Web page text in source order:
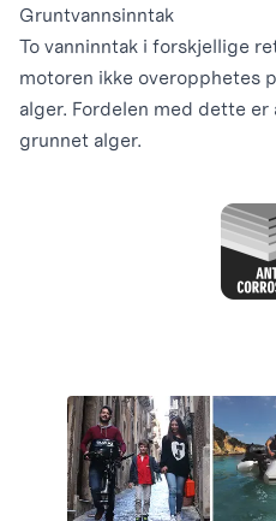
Gruntvannsinntak
To vanninntak i forskjellige
motoren ikke overopphetes
alger. Fordelen med dette
grunnet alger.